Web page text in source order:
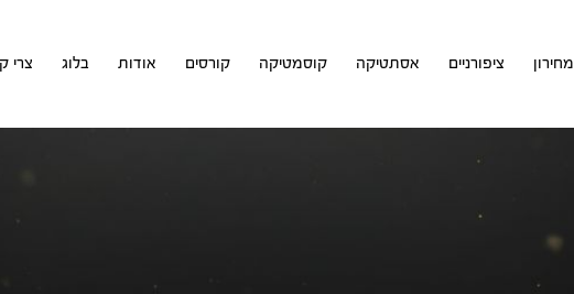
מחירון ציפורניים אסתטיקה קוסמטיקה קורסים אודות בלוג צרי